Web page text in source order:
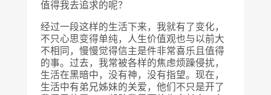
值得我去追求的呢？
经过一段这样的生活下来，我就有了变化，
不只心思变得单纯，人生价值观也与以前大
不相同，慢慢觉得信主是件非常喜乐且值得
的事。过去，我常被各样的焦虑烦躁侵扰，
生活在黑暗中，没有神，没有指望。现在，
生活中有弟兄姊妹的关爱，他们不只是开了